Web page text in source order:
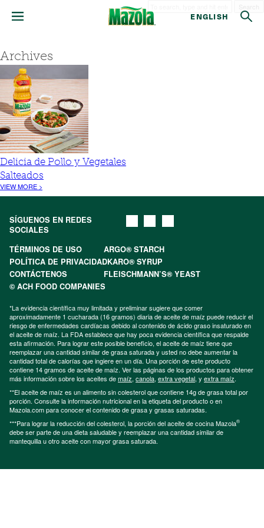
ENGLISH
Archives
Delicia de Pollo y Vegetales
Salteados
VIEW MORE >
SÍGUENOS EN REDES
SOCIALES
TÉRMINOS DE USO
ARGO® STARCH
POLÍTICA DE PRIVACIDADKARO® SYRUP
CONTÁCTENOS
FLEISCHMANN’S® YEAST
© ACH FOOD COMPANIES
*La evidencia científica muy limitada y preliminar sugiere que comer
aproximadamente 1 cucharada (16 gramos) diaria de aceite de maíz puede reducir el
riesgo de enfermedades cardíacas debido al contenido de ácido graso insaturado en
el aceite de maíz. La FDA establece que hay poca evidencia científica que respalde
esta afirmación. Para lograr este posible beneficio, el aceite de maíz tiene que
reemplazar una cantidad similar de grasa saturada y usted no debe aumentar la
cantidad total de calorías que ingiere en un día. Una porción de este producto
contiene 14 gramos de aceite de maíz. Ver las páginas de los productos para obtener
más información sobre los aceites demaíz, canola, extra vegetal, y extra maíz.
**El aceite de maíz es un alimento sin colesterol que contiene 14g de grasa total por
porción. Consulte la información nutricional en la etiqueta del producto o en
Mazola.com para conocer el contenido de grasa y grasas saturadas.
***Para lograr la reducción del colesterol, la porción del aceite de cocina Mazola®
debe ser parte de una dieta saludable y reemplazar una cantidad similar de
mantequilla u otro aceite con mayor grasa saturada.